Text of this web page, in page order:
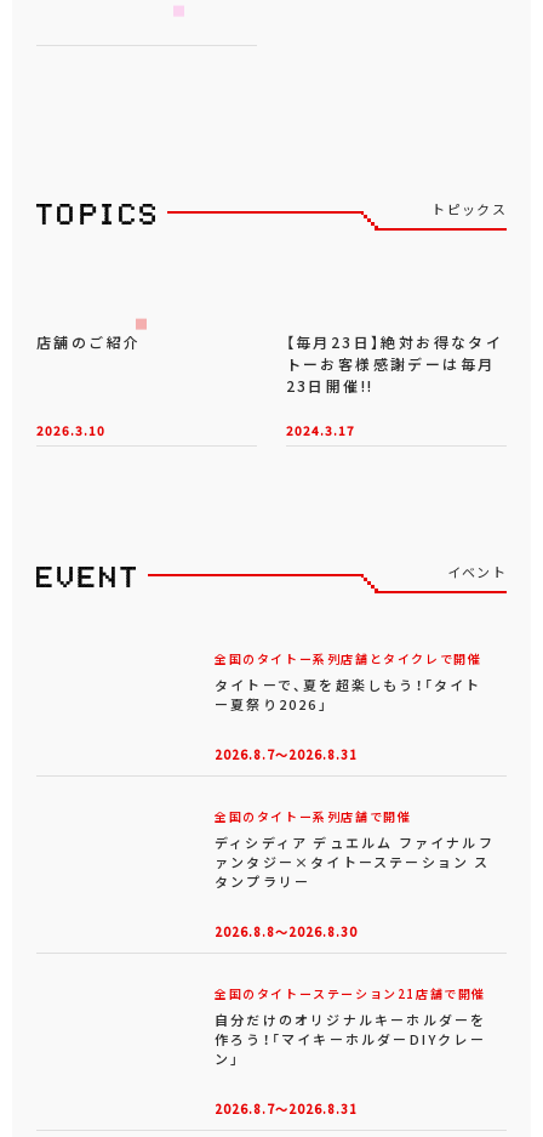
トピックス
店舗のご紹介
2026.3.10
【毎月23日】絶対お得なタイ
トーお客様感謝デーは毎月
23日開催!!
2024.3.17
イベント
全国のタイトー系列店舗とタイクレで開催
タイトーで、夏を超楽しもう！「タイト
ー夏祭り2026」
2026.8.7～2026.8.31
全国のタイトー系列店舗で開催
ディシディア デュエルム ファイナルフ
ァンタジー×タイトーステーション ス
タンプラリー
2026.8.8～2026.8.30
全国のタイトーステーション21店舗で開催
自分だけのオリジナルキーホルダーを
作ろう！「マイキーホルダーDIYクレー
ン」
2026.8.7～2026.8.31